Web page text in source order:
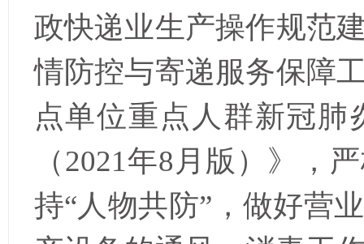
政快递业生产操作规范
情防控与寄递服务保障
点单位重点人群新冠
（2021年8 月版）》，
持“人物共防”，做好营